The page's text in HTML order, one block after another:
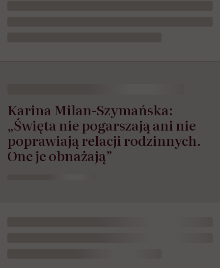
Karina Milan-Szymańska:
„Święta nie pogarszają ani nie
poprawiają relacji rodzinnych.
One je obnażają”